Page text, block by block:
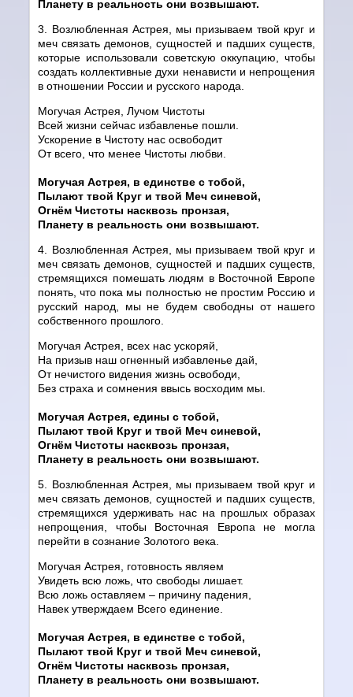
Планету в реальность они возвышают.
3. Возлюбленная Астрея, мы призываем твой круг и
меч связать демонов, сущностей и падших существ,
которые использовали советскую оккупацию, чтобы
создать коллективные духи ненависти и непрощения
в отношении России и русского народа.
Могучая Астрея, Лучом Чистоты
Всей жизни сейчас избавленье пошли.
Ускорение в Чистоту нас освободит
От всего, что менее Чистоты любви.
Могучая Астрея, в единстве с тобой,
Пылают твой Круг и твой Меч синевой,
Огнём Чистоты насквозь пронзая,
Планету в реальность они возвышают.
4. Возлюбленная Астрея, мы призываем твой круг и
меч связать демонов, сущностей и падших существ,
стремящихся помешать людям в Восточной Европе
понять, что пока мы полностью не простим Россию и
русский народ, мы не будем свободны от нашего
собственного прошлого.
Могучая Астрея, всех нас ускоряй,
На призыв наш огненный избавленье дай,
От нечистого видения жизнь освободи,
Без страха и сомнения ввысь восходим мы.
Могучая Астрея, едины с тобой,
Пылают твой Круг и твой Меч синевой,
Огнём Чистоты насквозь пронзая,
Планету в реальность они возвышают.
5. Возлюбленная Астрея, мы призываем твой круг и
меч связать демонов, сущностей и падших существ,
стремящихся удерживать нас на прошлых образах
непрощения, чтобы Восточная Европа не могла
перейти в сознание Золотого века.
Могучая Астрея, готовность являем
Увидеть всю ложь, что свободы лишает.
Всю ложь оставляем – причину падения,
Навек утверждаем Всего единение.
Могучая Астрея, в единстве с тобой,
Пылают твой Круг и твой Меч синевой,
Огнём Чистоты насквозь пронзая,
Планету в реальность они возвышают.